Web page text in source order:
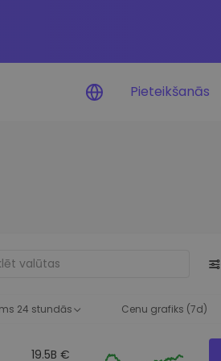
Pieteikšanās
24 stundās Cenu grafiks (7d)
19.5B €